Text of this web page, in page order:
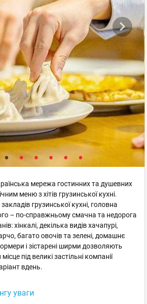
мережа гостинних та душевних
меню з хітів грузинської кухні.
грузинської кухні, головна
– по-справжньому смачна та недорога
хінкалі, декілька видів хачапурі,
багато овочів та зелені, домашнє
і зістарені ширми дозволяють
під великі застільні компанії
вдень.
уваги